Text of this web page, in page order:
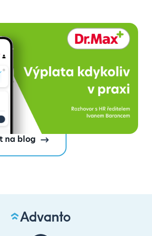
Výplata kdykoliv
ne jen benefit.
Max zaváděli?
na blog